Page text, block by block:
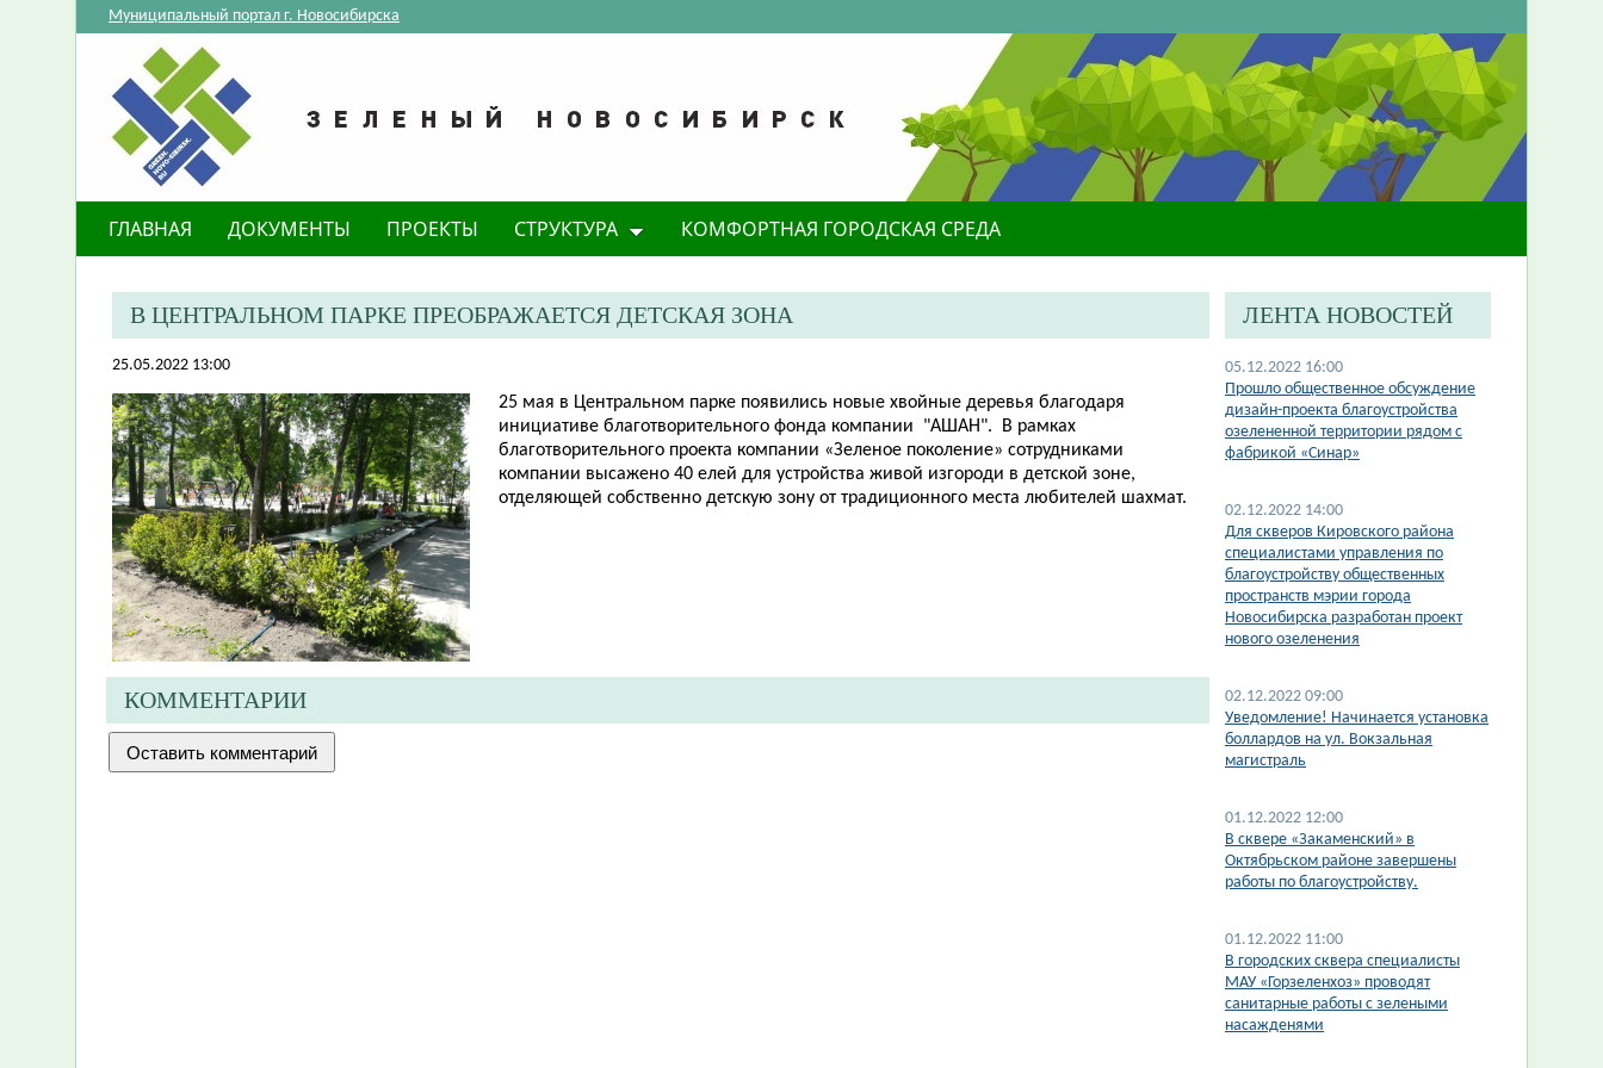
Муниципальный портал г. Новосибирска
ГЛАВНАЯ ДОКУМЕНТЫ ПРОЕКТЫ СТРУКТУРА КОМФОРТНАЯ ГОРОДСКАЯ СРЕДА
В ЦЕНТРАЛЬНОМ ПАРКЕ ПРЕОБРАЖАЕТСЯ ДЕТСКАЯ ЗОНА
25.05.2022 13:00
25 мая в Центральном парке появились новые хвойные деревья благодаря
инициативе благотворительного фонда компании "АШАН". В рамках
благотворительного проекта компании «Зеленое поколение» сотрудниками
компании высажено 40 елей для устройства живой изгороди в детской зоне,
отделяющей собственно детскую зону от традиционного места любителей шахмат.
КОММЕНТАРИИ
ЛЕНТА НОВОСТЕЙ
05.12.2022 16:00
Прошло общественное обсуждение
дизайн-проекта благоустройства
озелененной территории рядом с
фабрикой «Синар»
02.12.2022 14:00
​Для скверов Кировского района
специалистами управления по
благоустройству общественных
пространств мэрии города
Новосибирска разработан проект
нового озеленения
02.12.2022 09:00
​Уведомление! Начинается установка
боллардов на ул. Вокзальная
магистраль
01.12.2022 12:00
​В сквере «Закаменский» в
Октябрьском районе завершены
работы по благоустройству.
01.12.2022 11:00
В городских сквера специалисты
МАУ «Горзеленхоз» проводят
санитарные работы с зелеными
насажденями